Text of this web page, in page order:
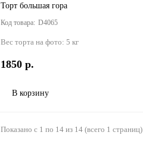
Торт большая гора
D4065
Вес торта на фото: 5 кг
1850 р.
В корзину
Показано с 1 по 14 из 14 (всего 1 страниц)